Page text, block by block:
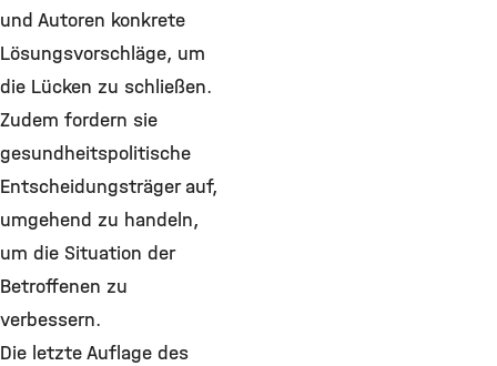
und Autoren konkrete
Lösungsvorschläge, um
die Lücken zu schließen.
Zudem fordern sie
gesundheitspolitische
Entscheidungsträger auf,
umgehend zu handeln,
um die Situation der
Betroffenen zu
verbessern.
Die letzte Auflage des